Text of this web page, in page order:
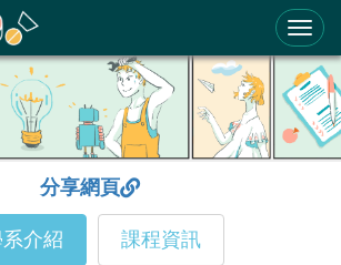
中育才輔助系統
分享網頁
介紹 課程資訊